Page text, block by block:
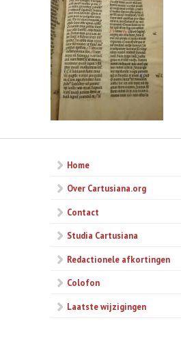
Home
Over Cartusiana.org
Contact
Studia Cartusiana
Redactionele afkortingen
Colofon
Laatste wijzigingen